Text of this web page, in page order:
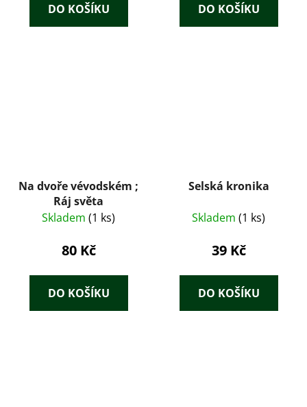
DO KOŠÍKU DO KOŠÍKU
Na dvoře vévodském ;
Ráj světa
Skladem (1 ks)
80 Kč
DO KOŠÍKU
Selská kronika
Skladem (1 ks)
39 Kč
DO KOŠÍKU